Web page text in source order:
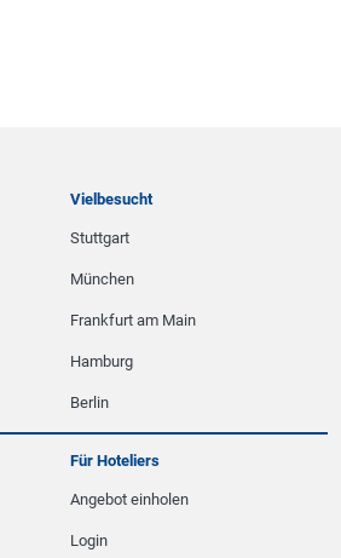
Vielbesucht
Stuttgart
München
Frankfurt am Main
Hamburg
Berlin
Für Hoteliers
Angebot einholen
Login